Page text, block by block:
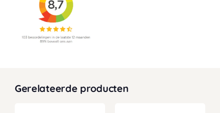
Gerelateerde producten